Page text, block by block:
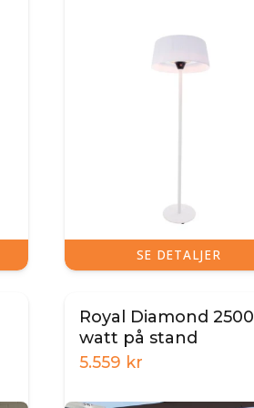
SE DETALJER
Royal Diamond 2500
watt på stand
5.559 kr